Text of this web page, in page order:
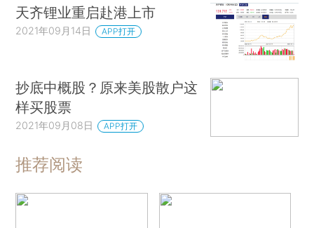
天齐锂业重启赴港上市
2021年09月14日 APP打开
抄底中概股？原来美股散户这
样买股票
2021年09月08日 APP打开
推荐阅读